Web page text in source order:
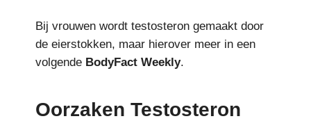
Bij vrouwen wordt testosteron gemaakt door
de eierstokken, maar hierover meer in een
volgende BodyFact Weekly.
Oorzaken Testosteron